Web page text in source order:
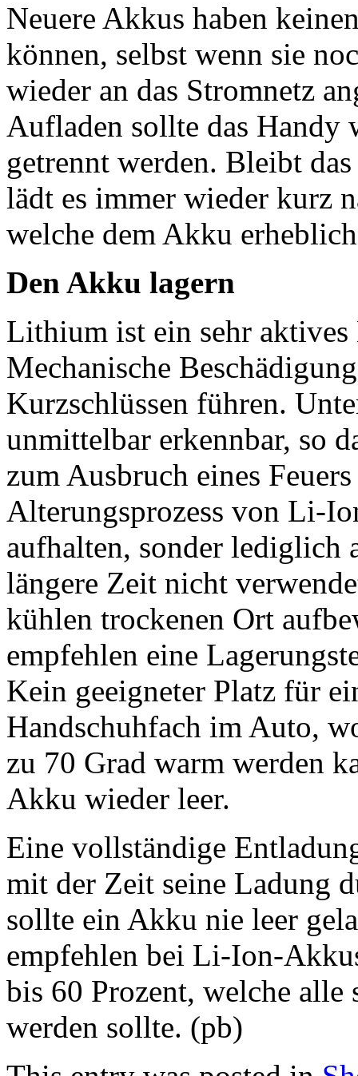
Neuere Akkus haben
können, selbst wenn sie
wieder an das Stromnetz
Aufladen sollte das Handy
getrennt werden. Bleibt
lädt es immer wieder kurz
welche dem Akku
Den Akku lagern
Lithium ist ein sehr
Mechanische
Kurzschlüssen führen.
unmittelbar erkennbar, so
zum Ausbruch eines
Alterungsprozess von Li-
aufhalten, sonder lediglich
längere Zeit nicht
kühlen trockenen Ort
empfehlen eine
Kein geeigneter Platz für
Handschuhfach im Auto,
zu 70 Grad warm werden
Akku wieder leer.
Eine vollständige
mit der Zeit seine Ladung
sollte ein Akku nie leer
empfehlen bei Li-Ion-
bis 60 Prozent, welche alle
werden sollte. (pb)